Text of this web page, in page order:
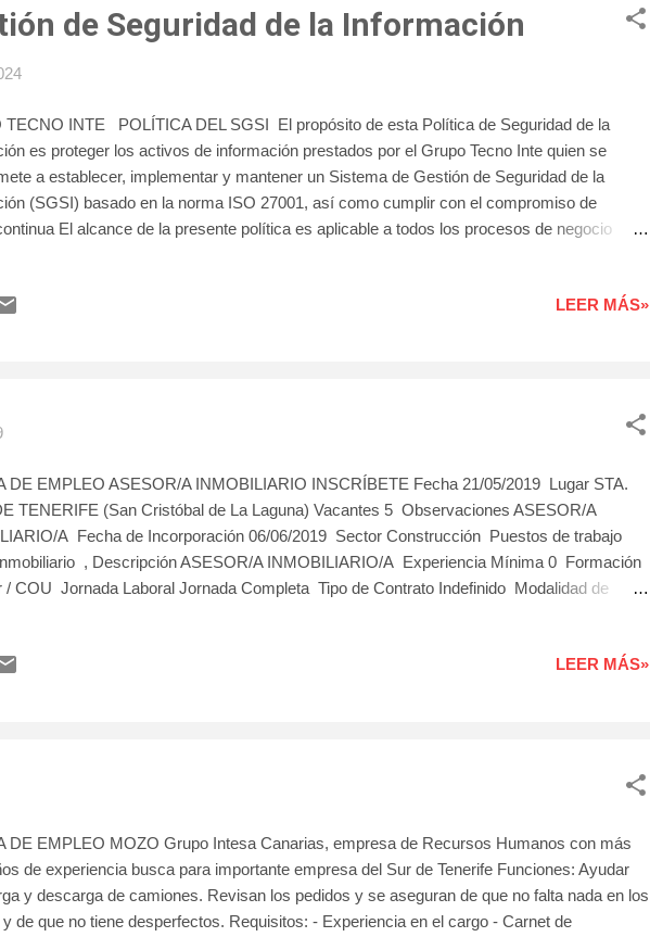
de Seguridad de la Información
TECNO INTE POLÍTICA DEL SGSI El propósito de esta Política de Seguridad de la
es proteger los activos de información prestados por el Grupo Tecno Inte quien se
a establecer, implementar y mantener un Sistema de Gestión de Seguridad de la
(SGSI) basado en la norma ISO 27001, así como cumplir con el compromiso de
El alcance de la presente política es aplicable a todos los procesos de negocio
de la información son: Proteger y resguardar la información, de acuerdo a la
LEER MÁS»
DE EMPLEO ASESOR/A INMOBILIARIO INSCRÍBETE Fecha 21/05/2019 Lugar STA.
TENERIFE (San Cristóbal de La Laguna) Vacantes 5 Observaciones ASESOR/A
A Fecha de Incorporación 06/06/2019 Sector Construcción Puestos de trabajo
, Descripción ASESOR/A INMOBILIARIO/A Experiencia Mínima 0 Formación
/ COU Jornada Laboral Jornada Completa Tipo de Contrato Indefinido Modalidad de
LEER MÁS»
DE EMPLEO MOZO Grupo Intesa Canarias, empresa de Recursos Humanos con más
de experiencia busca para importante empresa del Sur de Tenerife Funciones: Ayudar
y descarga de camiones. Revisan los pedidos y se aseguran de que no falta nada en los
de que no tiene desperfectos. Requisitos: - Experiencia en el cargo - Carnet de